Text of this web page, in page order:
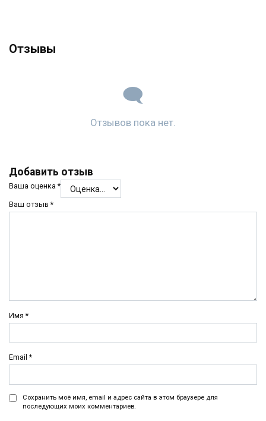
Отзывы
Отзывов пока нет.
Добавить отзыв
Ваша оценка*
Ваш отзыв*
Имя*
Email*
Сохранить моё имя, email и адрес сайта в этом браузере для
последующих моих комментариев.